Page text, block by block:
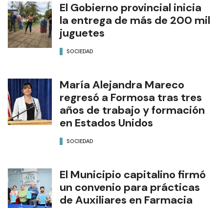
El Gobierno provincial inicia
la entrega de más de 200 mil
juguetes
SOCIEDAD
María Alejandra Mareco
regresó a Formosa tras tres
años de trabajo y formación
en Estados Unidos
SOCIEDAD
El Municipio capitalino firmó
un convenio para prácticas
de Auxiliares en Farmacia